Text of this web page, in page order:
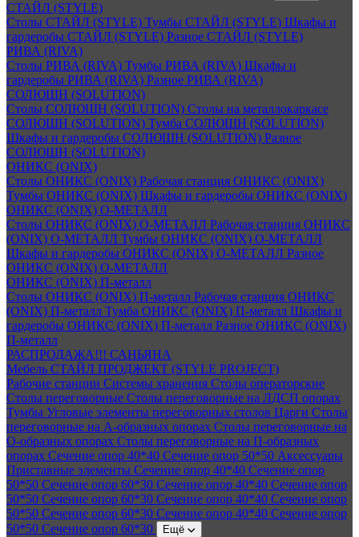
СТАЙЛ (STYLE)
Столы СТАЙЛ (STYLE) Тумбы СТАЙЛ (STYLE) Шкафы и
гардеробы СТАЙЛ (STYLE) Разное СТАЙЛ (STYLE)
РИВА (RIVA)
Столы РИВА (RIVA) Тумбы РИВА (RIVA) Шкафы и
гардеробы РИВА (RIVA) Разное РИВА (RIVA)
СОЛЮШН (SOLUTION)
Столы СОЛЮШН (SOLUTION) Столы на металлокаркасе
СОЛЮШН (SOLUTION) Тумба СОЛЮШН (SOLUTION)
Шкафы и гардеробы СОЛЮШН (SOLUTION) Разное
СОЛЮШН (SOLUTION)
ОНИКС (ONIX)
Столы ОНИКС (ONIX) Рабочая станция ОНИКС (ONIX)
Тумбы ОНИКС (ONIX) Шкафы и гардеробы ОНИКС (ONIX)
ОНИКС (ONIX) O-МЕТАЛЛ
Столы ОНИКС (ONIX) O-МЕТАЛЛ Рабочая станция ОНИКС
(ONIX) O-МЕТАЛЛ Тумбы ОНИКС (ONIX) O-МЕТАЛЛ
Шкафы и гардеробы ОНИКС (ONIX) O-МЕТАЛЛ Разное
ОНИКС (ONIX) O-МЕТАЛЛ
ОНИКС (ONIX) П-металл
Столы ОНИКС (ONIX) П-металл Рабочая станция ОНИКС
(ONIX) П-металл Тумба ОНИКС (ONIX) П-металл Шкафы и
гардеробы ОНИКС (ONIX) П-металл Разное ОНИКС (ONIX)
П-металл
РАСПРОДАЖА!!! САНЬЯНА
Мебель СТАЙЛ ПРОДЖЕКТ (STYLE PROJECT)
Рабочие станции Системы хранения Столы операторские
Столы переговорные Столы переговорные на ЛДСП опорах
Тумбы Угловые элементы переговорных столов Царги Столы
переговорные на А-образных опорах Столы переговорные на
О-образных опорах Столы переговорные на П-образных
опорах Сечение опор 40*40 Сечение опор 50*50 Аксессуары
Приставные элементы Сечение опор 40*40 Сечение опор
50*50 Сечение опор 60*30 Сечение опор 40*40 Сечение опор
50*50 Сечение опор 60*30 Сечение опор 40*40 Сечение опор
50*50 Сечение опор 60*30 Сечение опор 40*40 Сечение опор
50*50 Сечение опор 60*30 Ещё